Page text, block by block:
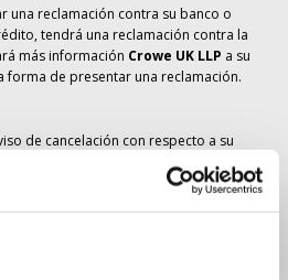
una reclamación contra su banco o
tendrá una reclamación contra la
más información Crowe UK LLP a su
de presentar una reclamación.
de cancelación con respecto a su
no se ha cancelado y se prevé que
ha pedido a su debido tiempo. La